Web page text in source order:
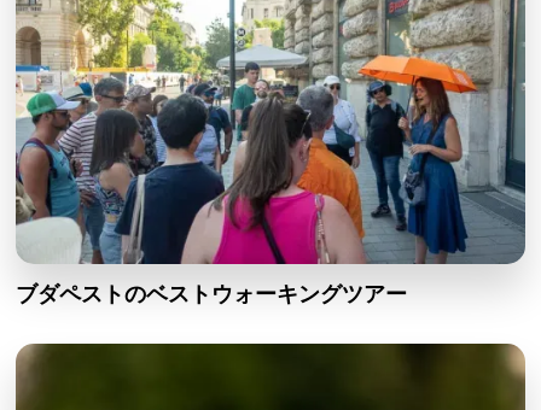
ブダペストのベストウォーキングツアー